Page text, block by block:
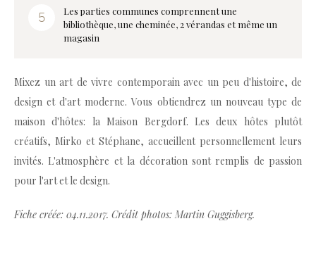
Les parties communes comprennent une
bibliothèque, une cheminée, 2 vérandas et même un
magasin
Mixez un art de vivre contemporain avec un peu d'histoire, de
design et d'art moderne. Vous obtiendrez un nouveau type de
maison d'hôtes: la Maison Bergdorf. Les deux hôtes plutôt
créatifs, Mirko et Stéphane, accueillent personnellement leurs
invités. L'atmosphère et la décoration sont remplis de passion
pour l'art et le design.
Fiche créée: 04.11.2017. Crédit photos: Martin Guggisberg.